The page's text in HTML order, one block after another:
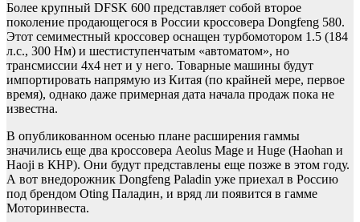
Более крупный DFSK 600 представляет собой второе
поколение продающегося в России кроссовера Dongfeng 580.
Этот семиместный кроссовер оснащен турбомотором 1.5 (184
л.с., 300 Нм) и шестиступенчатым «автоматом», но
трансмиссии 4х4 нет и у него. Товарные машины будут
импортировать напрямую из Китая (по крайней мере, первое
время), однако даже примерная дата начала продаж пока не
известна.
В опубликованном осенью плане расширения гаммы
значились еще два кроссовера Aeolus Mage и Huge (Haohan и
Haoji в КНР). Они будут представлены еще позже в этом году.
А вот внедорожник Dongfeng Paladin уже приехал в Россию
под брендом Oting Паладин, и вряд ли появится в гамме
Моторинвеста.